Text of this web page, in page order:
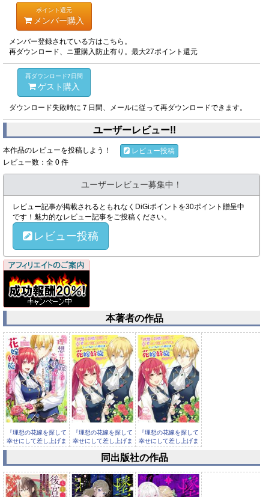
ポイント還元
メンバー購入
メンバー登録されている方はこちら。
再ダウンロード、ニ重購入防止有り。最大27ポイント還元
再ダウンロード7日間
ゲスト購入
ダウンロード失敗時に７日間、メールに従って再ダウンロードできます。
ユーザーレビュー!!
本作品のレビューを投稿しよう！
レビュー投稿
レビュー数：全 0 件
ユーザーレビュー募集中！
レビュー記事が掲載されるともれなくDiGiポイントを30ポイント贈呈中
です！魅力的なレビュー記事をご投稿ください。
レビュー投稿
本著者の作品
『理想の花嫁を探して
幸せにして差し上げま
す』と言...
『理想の花嫁を探して
幸せにして差し上げま
す』と言...
『理想の花嫁を探して
幸せにして差し上げま
す』と言...
同出版社の作品